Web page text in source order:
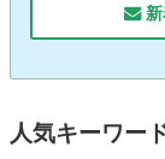
新
人気キーワー